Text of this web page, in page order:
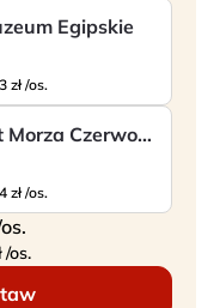
Egipskie
zł /os.
Podwodny świat Morza Czerwonego
zł /os.
/os.